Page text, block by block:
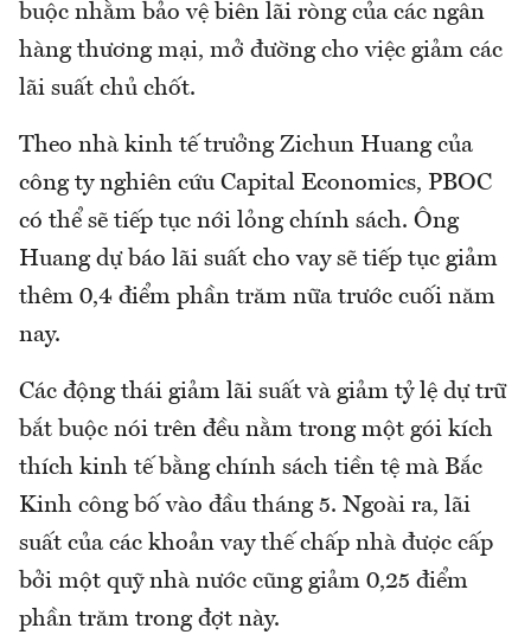
buộc nhằm bảo vệ biên lãi ròng của các ngân
hàng thương mại, mở đường cho việc giảm các
lãi suất chủ chốt.
Theo nhà kinh tế trưởng Zichun Huang của
công ty nghiên cứu Capital Economics, PBOC
có thể sẽ tiếp tục nới lỏng chính sách. Ông
Huang dự báo lãi suất cho vay sẽ tiếp tục giảm
thêm 0,4 điểm phần trăm nữa trước cuối năm
nay.
Các động thái giảm lãi suất và giảm tỷ lệ dự trữ
bắt buộc nói trên đều nằm trong một gói kích
thích kinh tế bằng chính sách tiền tệ mà Bắc
Kinh công bố vào đầu tháng 5. Ngoài ra, lãi
suất của các khoản vay thế chấp nhà được cấp
bởi một quỹ nhà nước cũng giảm 0,25 điểm
phần trăm trong đợt này.